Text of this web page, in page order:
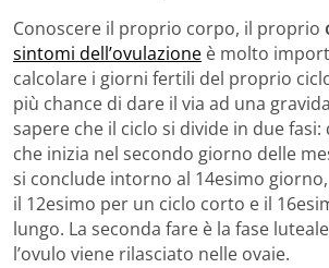
Conoscere il proprio corpo, il proprio
sintomi dell’ovulazione è molto
calcolare i giorni fertili del proprio
più chance di dare il via ad una
sapere che il ciclo si divide in due
che inizia nel secondo giorno delle
si conclude intorno al 14esimo
il 12esimo per un ciclo corto e il
lungo. La seconda fare è la fase
l’ovulo viene rilasciato nelle ovaie.